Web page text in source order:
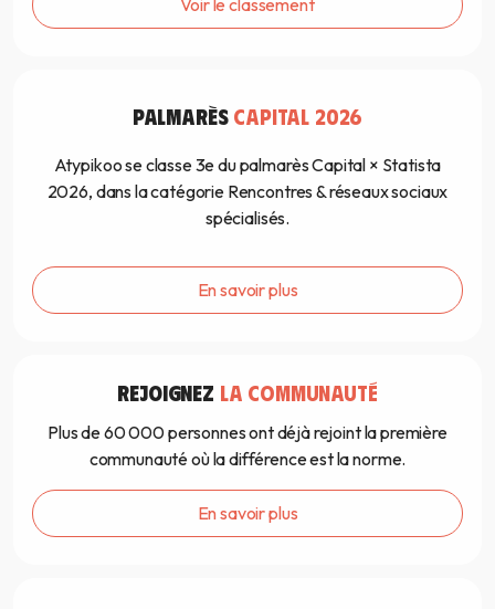
Voir le classement
PALMARÈS CAPITAL 2026
Atypikoo se classe 3e du palmarès Capital × Statista
2026, dans la catégorie Rencontres & réseaux sociaux
spécialisés.
En savoir plus
REJOIGNEZ LA COMMUNAUTÉ
Plus de 60 000 personnes ont déjà rejoint la première
communauté où la différence est la norme.
En savoir plus